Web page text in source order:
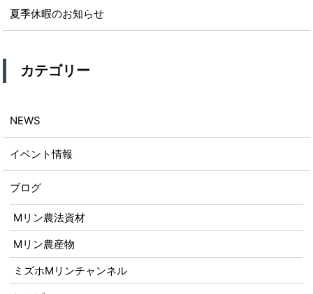
夏季休暇のお知らせ
カテゴリー
NEWS
イベント情報
ブログ
Mリン農法資材
Mリン農産物
ミズホMリンチャンネル